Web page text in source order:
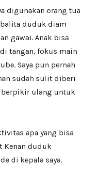
digunakan orang tua
duduk diam
gawai. Anak bisa
tangan, fokus main
Saya pun pernah
sudah sulit diberi
berpikir ulang untuk
apa yang bisa
Kenan duduk
di kepala saya.